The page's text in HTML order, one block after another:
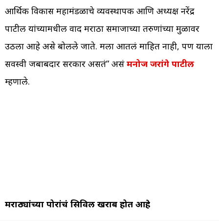
आर्थिक विकास महामंडळाचे व्यवस्थापक आणि अध्यक्ष नरेंद्र
पाटील यांच्यामधील वाद मराठा समाजाच्या तरुणांच्या मुळावर
उठला आहे असे बोलले जाते. मला आतलं माहित नाही, पण याला
सर्वस्वी जबाबदार सरकार असतं” असंमनोज जरांगे पाटील
म्हणाले.
मराठ्यांच्या पोरांचं सिविल खराब होत आहे